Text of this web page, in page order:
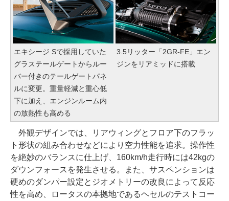
エキシージ Sで採用していた
グラステールゲートからルー
バー付きのテールゲートパネ
ルに変更。重量軽減と重心低
下に加え、エンジンルーム内
の放熱性も高める
3.5リッター「2GR-FE」エン
ジンをリアミッドに搭載
外観デザインでは、リアウィングとフロア下のフラッ
ト形状の組み合わせなどにより空力性能を追求。操作性
を絶妙のバランスに仕上げ、160km/h走行時には42kgの
ダウンフォースを発生させる。また、サスペンションは
硬めのダンパー設定とジオメトリーの改良によって反応
性を高め、ロータスの本拠地であるヘセルのテストコー